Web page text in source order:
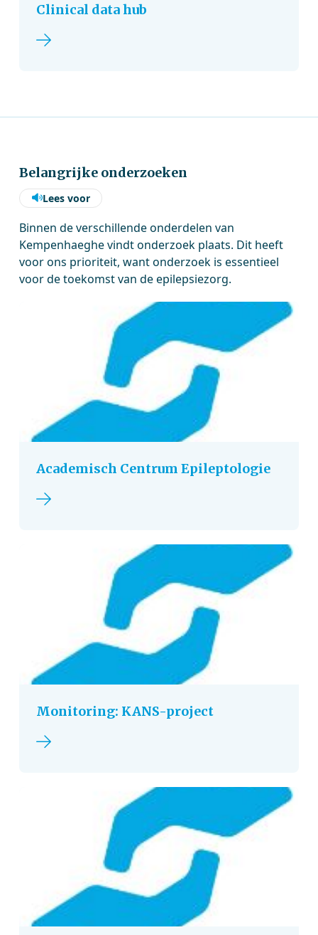
Clinical data hub
Lees verder
Belangrijke onderzoeken
Lees voor
Binnen de verschillende onderdelen van
Kempenhaeghe vindt onderzoek plaats. Dit heeft
voor ons prioriteit, want onderzoek is essentieel
voor de toekomst van de epilepsiezorg.
Academisch Centrum Epileptologie
Lees verder
Monitoring: KANS-project
Lees verder